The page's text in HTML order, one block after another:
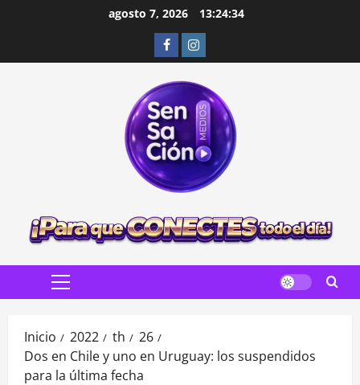
agosto 7, 2026 13:24:36
FacebookInstagram
Menú
Inicio 2022 th
26
Dos en Chile y uno en Uruguay: los suspendidos
para la última fecha